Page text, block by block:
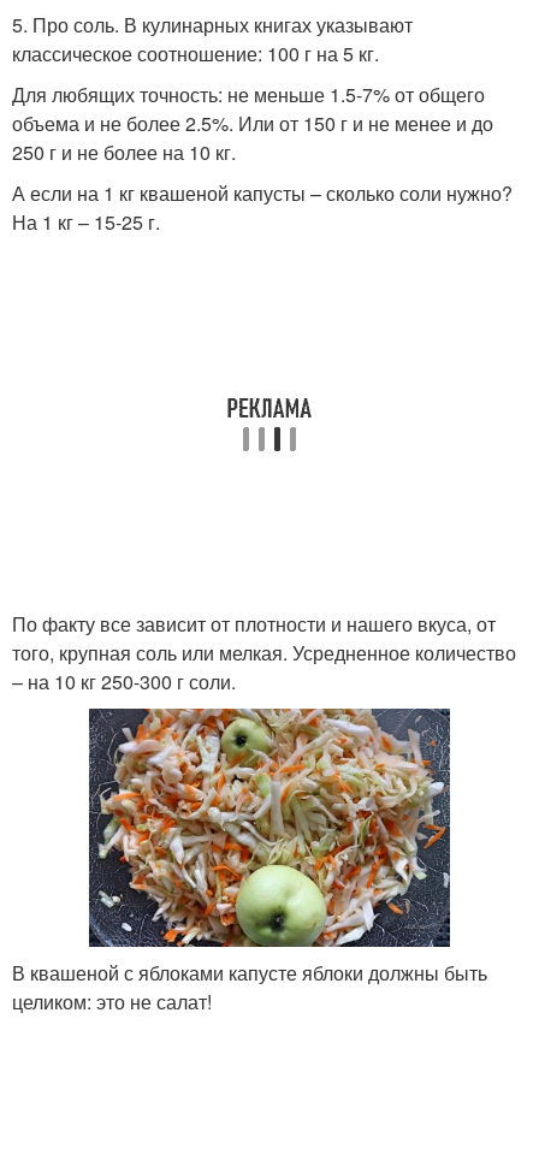
5. Про соль. В кулинарных книгах указывают
классическое соотношение: 100 г на 5 кг.
Для любящих точность: не меньше 1.5-7% от общего
объема и не более 2.5%. Или от 150 г и не менее и до
250 г и не более на 10 кг.
А если на 1 кг квашеной капусты – сколько соли нужно?
На 1 кг – 15-25 г.
По факту все зависит от плотности и нашего вкуса, от
того, крупная соль или мелкая. Усредненное количество
– на 10 кг 250-300 г соли.
В квашеной с яблоками капусте яблоки должны быть
целиком: это не салат!